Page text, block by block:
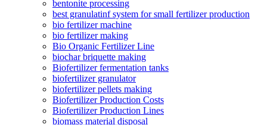
bentonite processing
best granulatinf system for small fertilizer production
bio fertilizer machine
bio fertilizer making
Bio Organic Fertilizer Line
biochar briquette making
Biofertilizer fermentation tanks
biofertilizer granulator
biofertilizer pellets making
Biofertilizer Production Costs
Biofertilizer Production Lines
biomass material disposal